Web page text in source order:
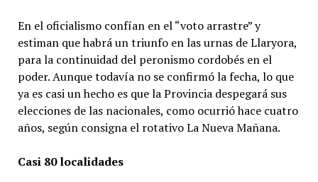
En el oficialismo confían en el “voto arrastre” y
estiman que habrá un triunfo en las urnas de Llaryora,
para la continuidad del peronismo cordobés en el
poder. Aunque todavía no se confirmó la fecha, lo que
ya es casi un hecho es que la Provincia despegará sus
elecciones de las nacionales, como ocurrió hace cuatro
años, según consigna el rotativo La Nueva Mañana.
Casi 80 localidades